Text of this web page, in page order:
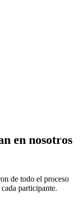
en nosotros
de todo el proceso
participante.